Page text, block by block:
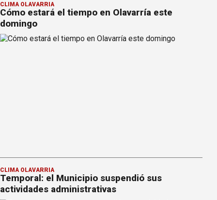
CLIMA OLAVARRÍA
Cómo estará el tiempo en Olavarría este
domingo
CLIMA OLAVARRÍA
Temporal: el Municipio suspendió sus
actividades administrativas